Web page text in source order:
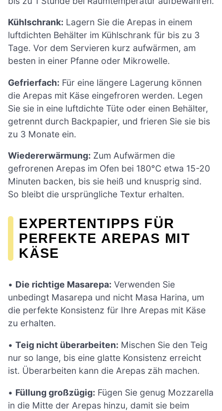
Kühlschrank: Lagern Sie die Arepas in einem
luftdichten Behälter im Kühlschrank für bis zu 3
Tage. Vor dem Servieren kurz aufwärmen, am
besten in einer Pfanne oder Mikrowelle.
Gefrierfach: Für eine längere Lagerung können
die Arepas mit Käse eingefroren werden. Legen
Sie sie in eine luftdichte Tüte oder einen Behälter,
getrennt durch Backpapier, und frieren Sie sie bis
zu 3 Monate ein.
Wiedererwärmung: Zum Aufwärmen die
gefrorenen Arepas im Ofen bei 180°C etwa 15-20
Minuten backen, bis sie heiß und knusprig sind.
So bleibt die ursprüngliche Textur erhalten.
EXPERTENTIPPS FÜR
PERFEKTE AREPAS MIT
KÄSE
• Die richtige Masarepa: Verwenden Sie
unbedingt Masarepa und nicht Masa Harina, um
die perfekte Konsistenz für Ihre Arepas mit Käse
zu erhalten.
• Teig nicht überarbeiten: Mischen Sie den Teig
nur so lange, bis eine glatte Konsistenz erreicht
ist. Überarbeiten kann die Arepas zäh machen.
• Füllung großzügig: Fügen Sie genug Mozzarella
in die Mitte der Arepas hinzu, damit sie beim